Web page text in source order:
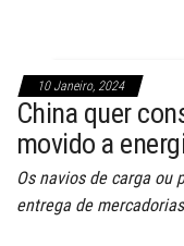
10 Janeiro, 2024
China quer
movido a
Os navios de carga ou
entrega de